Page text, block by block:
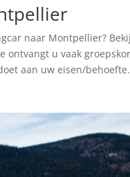
naar Montpellier?
ontvangt u vaak
aan uw eisen/behoefte.